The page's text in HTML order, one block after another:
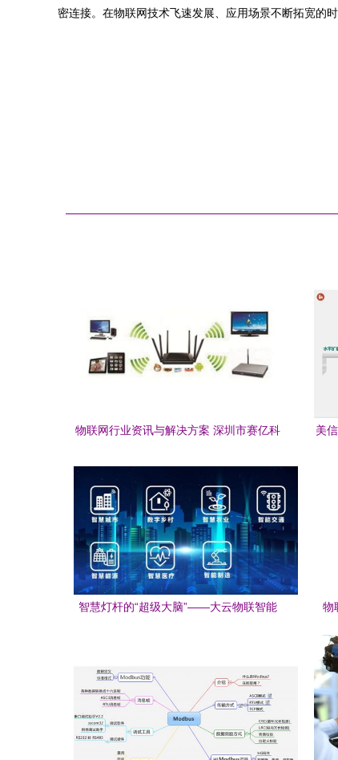
密连接。在物联网技术飞速发展、应用场景不断拓宽的
物联网行业资讯与解决方案 深圳市赛亿科
美
智慧灯杆的“超级大脑”——大云物联智能
物